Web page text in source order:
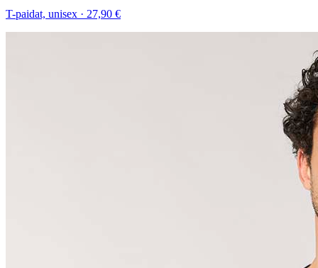
T-paidat, unisex · 27,90 €